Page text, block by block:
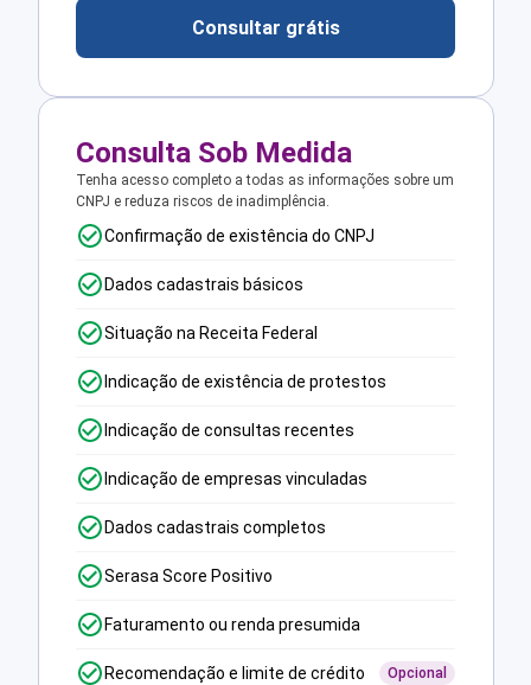
Consultar grátis
Consulta Sob Medida
Tenha acesso completo a todas as informações sobre um
CNPJ e reduza riscos de inadimplência.
Confirmação de existência do CNPJ
Dados cadastrais básicos
Situação na Receita Federal
Indicação de existência de protestos
Indicação de consultas recentes
Indicação de empresas vinculadas
Dados cadastrais completos
Serasa Score Positivo
Faturamento ou renda presumida
Recomendação e limite de crédito Opcional